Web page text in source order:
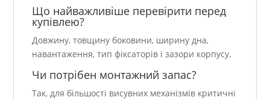
Що найважливіше перевірити перед
купівлею?
Довжину, товщину боковини, ширину дна,
навантаження, тип фіксаторів і зазори корпусу.
Чи потрібен монтажний запас?
Так, для більшості висувних механізмів критичні